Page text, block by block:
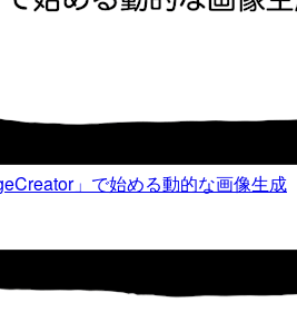
」で始める動的な画像生成